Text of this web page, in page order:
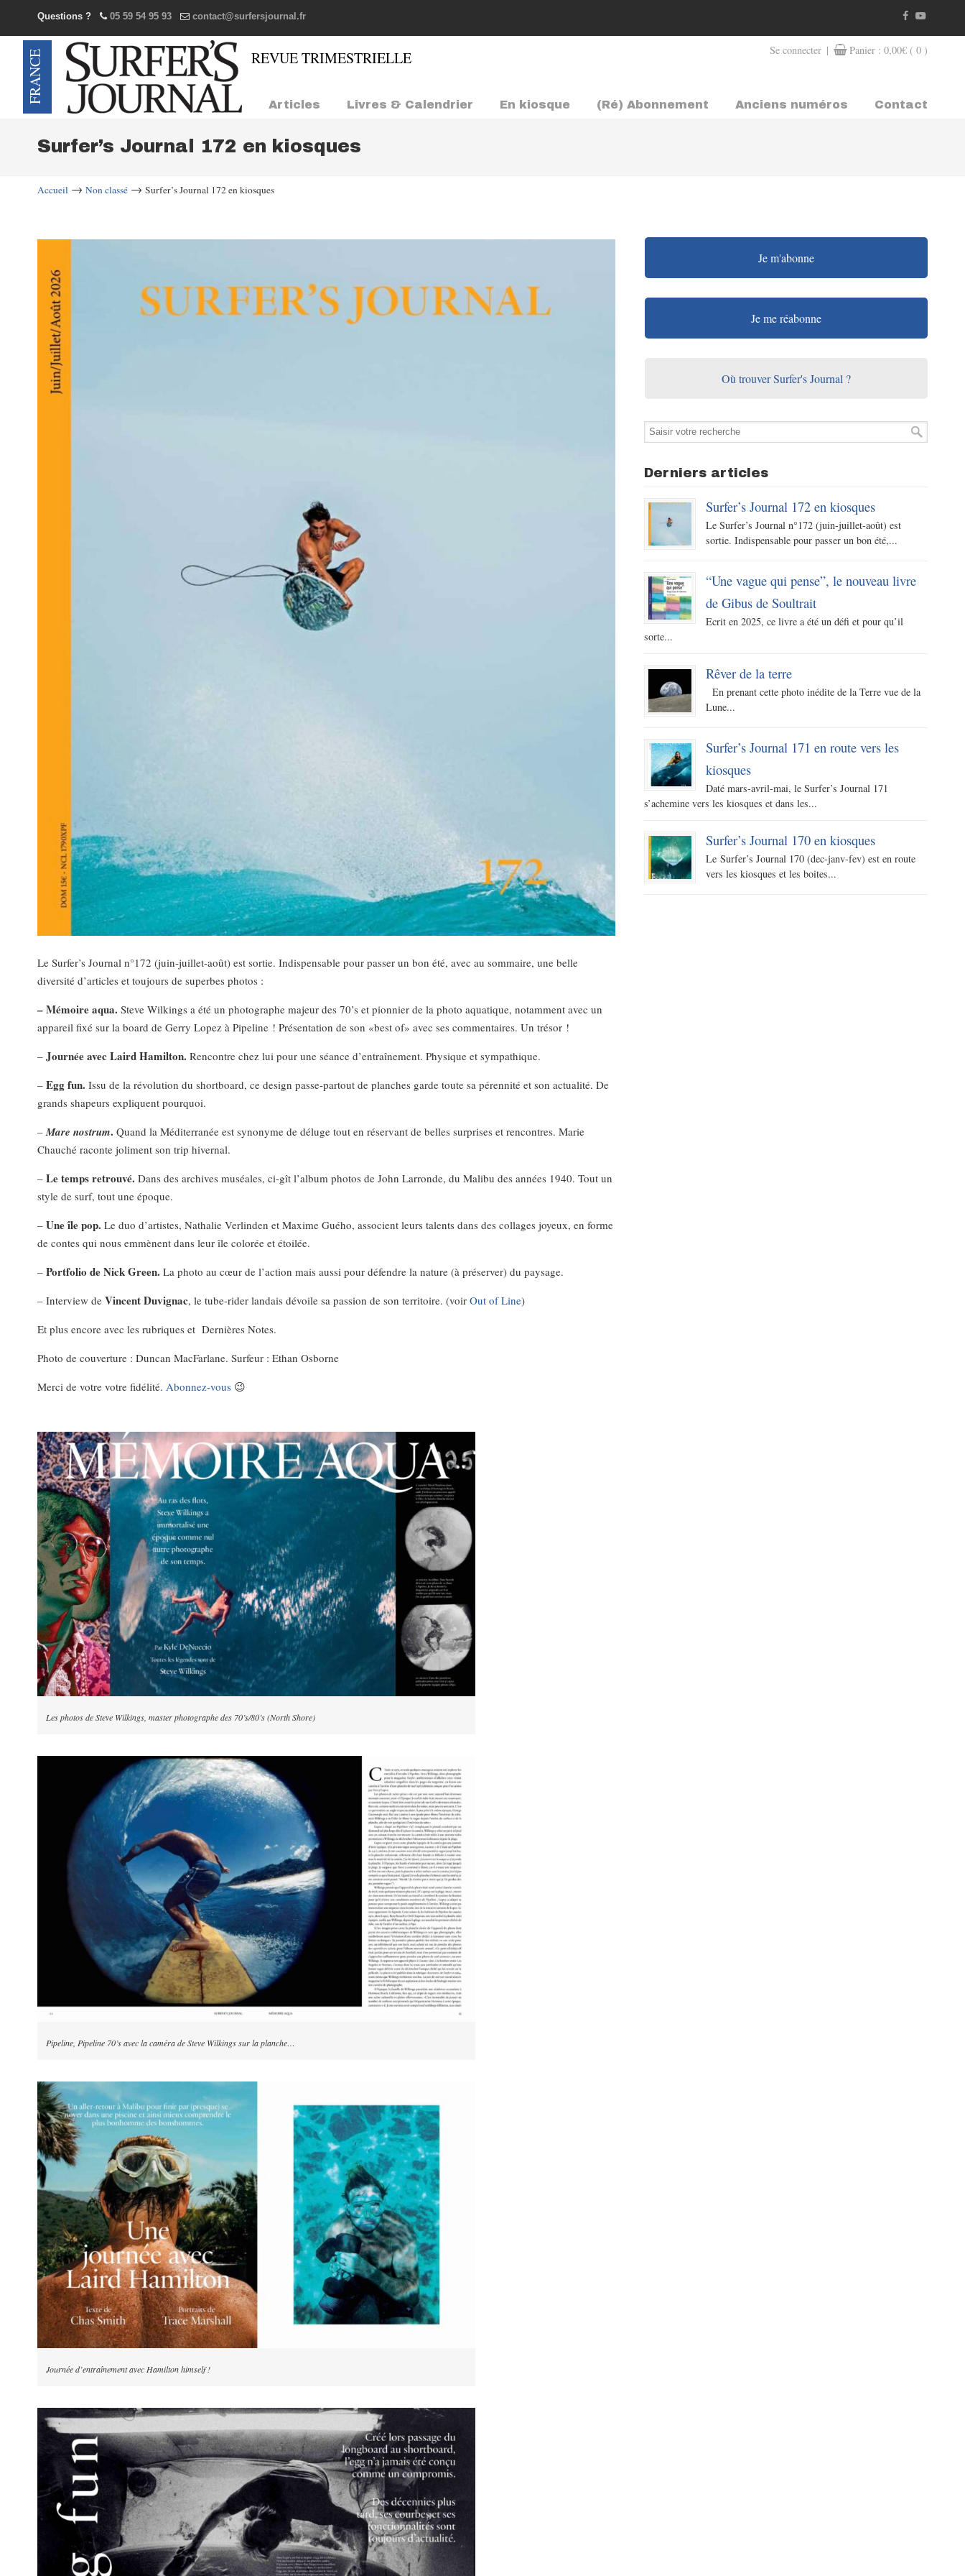
Questions ? 05 59 54 95 93 contact@surfersjournal.fr
Se connecter | Panier : 0,00€ ( 0 )
Articles Livres & Calendrier En kiosque (Ré) Abonnement Anciens numéros Contact
Navigation
Surfer’s Journal 172 en kiosques
Accueil → Non classé → Surfer’s Journal 172 en kiosques
Le Surfer’s Journal n°172 (juin-juillet-août) est sortie. Indispensable pour passer un bon été, avec au sommaire, une belle
diversité d’articles et toujours de superbes photos :
– Mémoire aqua. Steve Wilkings a été un photographe majeur des 70’s et pionnier de la photo aquatique, notamment avec un
appareil fixé sur la board de Gerry Lopez à Pipeline ! Présentation de son «best of» avec ses commentaires. Un trésor !
– Journée avec Laird Hamilton. Rencontre chez lui pour une séance d’entraînement. Physique et sympathique.
– Egg fun. Issu de la révolution du shortboard, ce design passe-partout de planches garde toute sa pérennité et son actualité. De
grands shapeurs expliquent pourquoi.
–Mare nostrum. Quand la Méditerranée est synonyme de déluge tout en réservant de belles surprises et rencontres. Marie
Chauché raconte joliment son trip hivernal.
– Le temps retrouvé. Dans des archives muséales, ci-gît l’album photos de John Larronde, du Malibu des années 1940. Tout un
style de surf, tout une époque.
– Une île pop. Le duo d’artistes, Nathalie Verlinden et Maxime Guého, associent leurs talents dans des collages joyeux, en forme
de contes qui nous emmènent dans leur île colorée et étoilée.
– Portfolio de Nick Green. La photo au cœur de l’action mais aussi pour défendre la nature (à préserver) du paysage.
– Interview de Vincent Duvignac, le tube-rider landais dévoile sa passion de son territoire. (voir Out of Line)
Et plus encore avec les rubriques et Dernières Notes.
Photo de couverture : Duncan MacFarlane. Surfeur : Ethan Osborne
Merci de votre votre fidélité. Abonnez-vous 😉
Les photos de Steve Wilkings, master photographe des 70’s/80’s (North Shore)
Pipeline, Pipeline 70’s avec la caméra de Steve Wilkings sur la planche…
Journée d’entraînement avec Hamilton himself !
Je m'abonne
Je me réabonne
Où trouver Surfer's Journal ?
Derniers articles
Surfer’s Journal 172 en kiosques
Le Surfer’s Journal n°172 (juin-juillet-août) est
sortie. Indispensable pour passer un bon été,...
“Une vague qui pense”, le nouveau livre
de Gibus de Soultrait
Ecrit en 2025, ce livre a été un défi et pour qu’il
sorte...
Rêver de la terre
En prenant cette photo inédite de la Terre vue de la
Lune...
Surfer’s Journal 171 en route vers les
kiosques
Daté mars-avril-mai, le Surfer’s Journal 171
s’achemine vers les kiosques et dans les...
Surfer’s Journal 170 en kiosques
Le Surfer’s Journal 170 (dec-janv-fev) est en route
vers les kiosques et les boites...